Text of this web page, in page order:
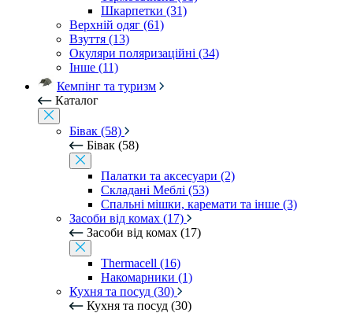
Шкарпетки (31)
Верхній одяг (61)
Взуття (13)
Окуляри поляризаційні (34)
Інше (11)
Кемпінг та туризм
Каталог
Бівак (58)
Бівак (58)
Палатки та аксесуари (2)
Складані Меблі (53)
Спальні мішки, каремати та інше (3)
Засоби від комах (17)
Засоби від комах (17)
Thermacell (16)
Накомарники (1)
Кухня та посуд (30)
Кухня та посуд (30)